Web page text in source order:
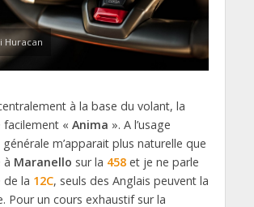
Huracan
à la base du volant, la
« Anima ». A l’usage
générale m’apparait plus naturelle que
à Maranello sur la 458et je ne parle
de la 12C, seuls des Anglais peuvent la
Pour un cours exhaustif sur la